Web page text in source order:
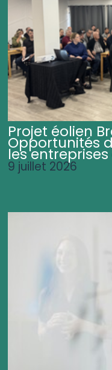
Projet éolien
Opportunités
les
9 juillet 2026